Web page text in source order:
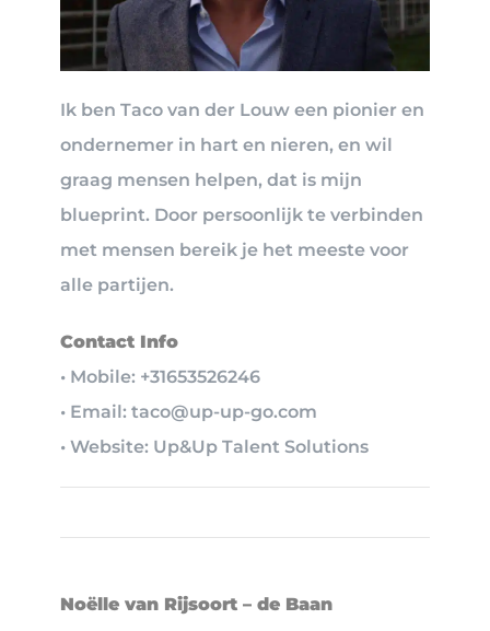
Ik ben Taco van der Louw een pionier en
ondernemer in hart en nieren, en wil
graag mensen helpen, dat is mijn
blueprint. Door persoonlijk te verbinden
met mensen bereik je het meeste voor
alle partijen.
Contact Info
• Mobile: +31653526246
• Email: taco@up-up-go.com
• Website: Up&Up Talent Solutions
Noëlle van Rijsoort – de Baan